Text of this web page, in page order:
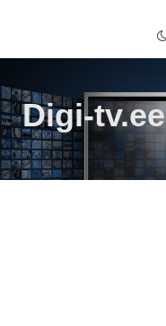
Digi-tv.ee